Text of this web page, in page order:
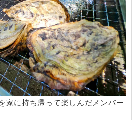
家に持ち帰って楽しんだメンバー